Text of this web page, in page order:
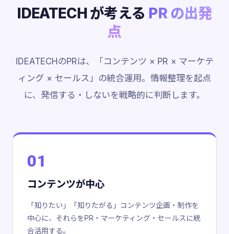
IDEATECH が考える PR の出発
点
IDEATECHのPRは、「コンテンツ × PR × マーケテ
ィング × セールス」の統合運用。情報整理を起点
に、発信する・しないを戦略的に判断します。
01
コンテンツが中心
「知りたい」「知りたがる」コンテンツ企画・制作を
中心に、それらをPR・マーケティング・セールスに統
合活用する。